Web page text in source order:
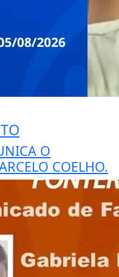
O
COELHO.